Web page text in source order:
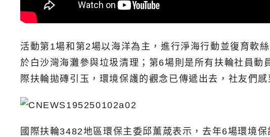
活動第1場和第2場以海洋為主，進行淨海行動並復育軟
於白沙灣海灘參與垃圾清理；第6場則是所有扶輪社員
際扶輪拋磚引玉，環境保護的觀念已傳遞出去，社友們感
國際扶輪3482地區環保主委邱薰葴表示，去年6場環境